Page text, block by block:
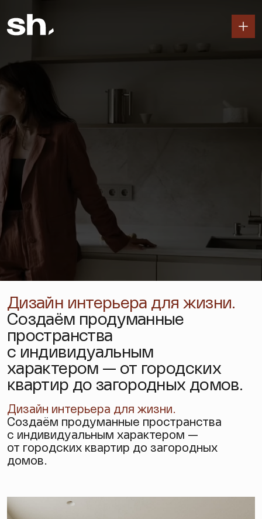
Дизайн интерьера для жизни.
Создаём продуманные
пространства
с индивидуальным
характером — от городских
квартир до загородных домов.
Дизайн интерьера для жизни.
Создаём продуманные пространства
с индивидуальным характером —
от городских квартир до загородных
домов.